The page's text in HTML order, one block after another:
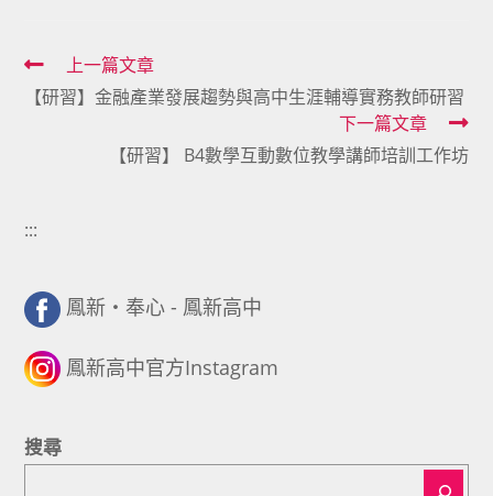
Read
more
上一篇文章
【研習】金融產業發展趨勢與高中生涯輔導實務教師研習
下一篇文章
【研習】 B4數學互動數位教學講師培訓工作坊
:::
鳳新・奉心 - 鳳新高中
鳳新高中官方Instagram
搜尋